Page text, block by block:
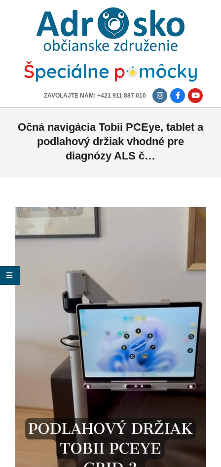
ADROSKO
OBČIANSKE
ZDRUŽENIE
ZAVOLAJTE NÁM: +421 911 887 010
Očná navigácia Tobii PCEye, tablet a
podlahový držiak vhodné pre
diagnózy ALS č…